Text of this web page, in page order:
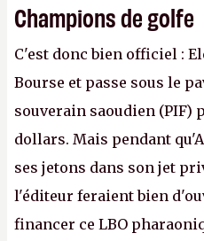
Champions de golfe
C'est donc bien officiel :
Bourse et passe sous le
souverain saoudien (PIF)
dollars. Mais pendant
ses jetons dans son jet
l'éditeur feraient bien
financer ce LBO